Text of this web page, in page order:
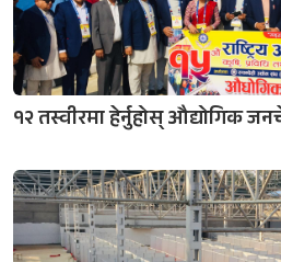
१२ तस्वीरमा हेर्नुहोस् औद्योगिक